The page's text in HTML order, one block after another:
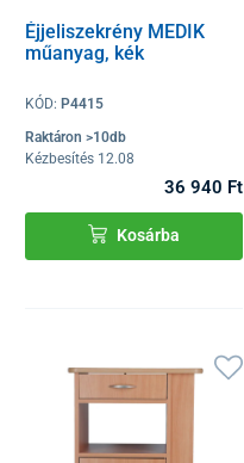
Éjjeliszekrény MEDIK
műanyag, kék
KÓD: P4415
Raktáron >10db
Kézbesítés 12.08
36 940 Ft
Kosárba